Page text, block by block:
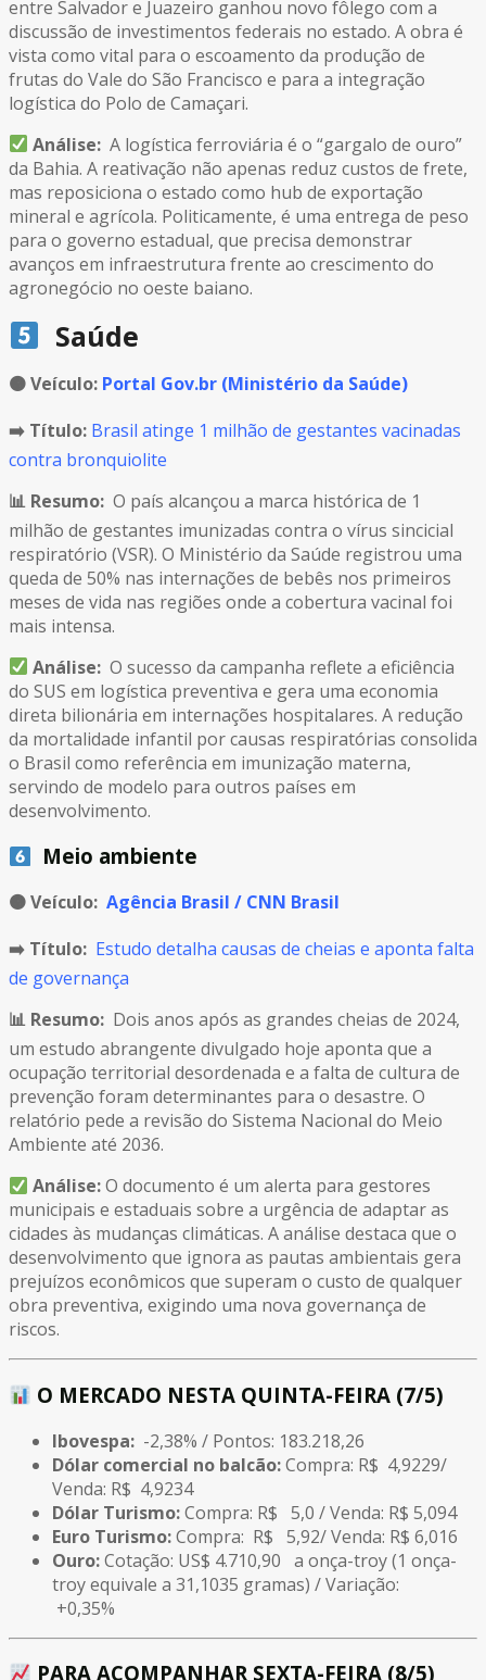
entre Salvador e Juazeiro ganhou novo fôlego com a
discussão de investimentos federais no estado. A obra é
vista como vital para o escoamento da produção de
frutas do Vale do São Francisco e para a integração
logística do Polo de Camaçari.
Análise: A logística ferroviária é o “gargalo de ouro”
da Bahia. A reativação não apenas reduz custos de frete,
mas reposiciona o estado como hub de exportação
mineral e agrícola. Politicamente, é uma entrega de peso
para o governo estadual, que precisa demonstrar
avanços em infraestrutura frente ao crescimento do
agronegócio no oeste baiano.
Saúde
🟠Veículo: Portal Gov.br (Ministério da Saúde)
➡️ Título: Brasil atinge 1 milhão de gestantes vacinadas
contra bronquiolite
📊 Resumo: O país alcançou a marca histórica de 1
milhão de gestantes imunizadas contra o vírus sincicial
respiratório (VSR). O Ministério da Saúde registrou uma
queda de 50% nas internações de bebês nos primeiros
meses de vida nas regiões onde a cobertura vacinal foi
mais intensa.
Análise:O sucesso da campanha reflete a eficiência
do SUS em logística preventiva e gera uma economia
direta bilionária em internações hospitalares. A redução
da mortalidade infantil por causas respiratórias consolida
o Brasil como referência em imunização materna,
servindo de modelo para outros países em
desenvolvimento.
Meio ambiente
🟠Veículo: Agência Brasil / CNN Brasil
➡️ Título: Estudo detalha causas de cheias e aponta falta
de governança
📊 Resumo: Dois anos após as grandes cheias de 2024,
um estudo abrangente divulgado hoje aponta que a
ocupação territorial desordenada e a falta de cultura de
prevenção foram determinantes para o desastre. O
relatório pede a revisão do Sistema Nacional do Meio
Ambiente até 2036.
Análise:O documento é um alerta para gestores
municipais e estaduais sobre a urgência de adaptar as
cidades às mudanças climáticas. A análise destaca que o
desenvolvimento que ignora as pautas ambientais gera
prejuízos econômicos que superam o custo de qualquer
obra preventiva, exigindo uma nova governança de
riscos.
O MERCADO NESTA QUINTA-FEIRA (7/5)
Ibovespa: -2,38% / Pontos: 183.218,26
Dólar comercial no balcão:Compra: R$ 4,9229/
Venda: R$ 4,9234
Dólar Turismo:Compra: R$ 5,0 / Venda: R$ 5,094
Euro Turismo:Compra: R$ 5,92/ Venda: R$ 6,016
Ouro:Cotação: US$ 4.710,90 a onça-troy (1 onça-
troy equivale a 31,1035 gramas) / Variação:
+0,35%
PARA ACOMPANHAR SEXTA-FEIRA (8/5)